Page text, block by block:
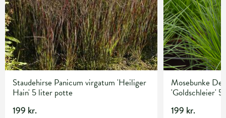
Staudehirse Panicum virgatum 'Heiliger
Hain' 5 liter potte
199 kr.
Mosebunke
'Goldschleier'
199 kr.